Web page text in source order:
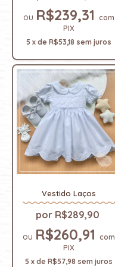
R$239,31com
PIX
5 xdeR$53,18 sem juros
Vestido Laços
R$289,90
R$260,91com
PIX
5 xdeR$57,98 sem juros